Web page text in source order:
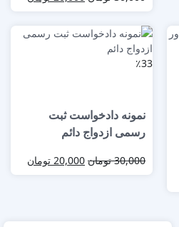
٪33
نمونه دادخواست ثبت
رسمی ازدواج دائم
30,000 تومان 20,000 تومان